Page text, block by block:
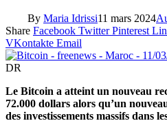
By Maria Idrissi11 mars 2024
Share Facebook Twitter Pinterest
VKontakte Email
DR
Le Bitcoin a atteint un nouveau
72.000 dollars alors qu’un
des investissements massifs dans